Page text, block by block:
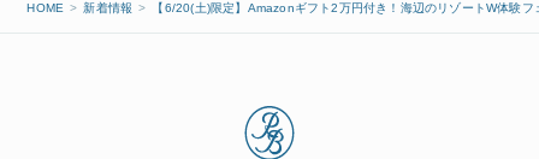
HOME 新着情報 【6/20(土)限定】Amazonギフト2万円付き！海辺のリゾートW体験フ